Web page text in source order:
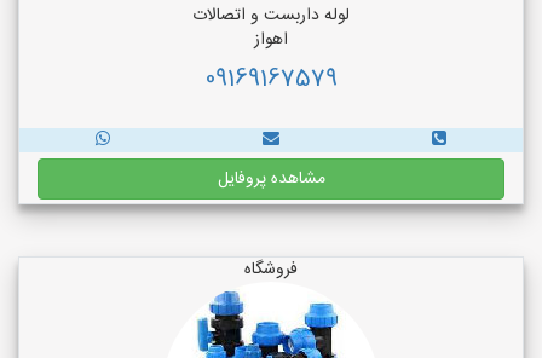
لوله داربست و اتصالات
اهواز
09169167579
مشاهده پروفایل
فروشگاه